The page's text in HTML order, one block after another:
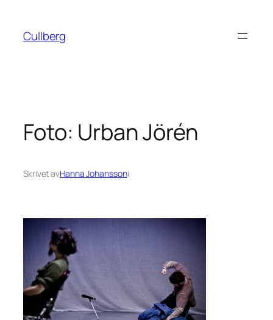
innehåll
Cullberg
Foto: Urban Jörén
Skrivet avHanna Johanssoni